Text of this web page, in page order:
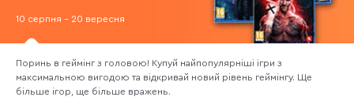
10 серпня - 20 вересня
Поринь в геймінг з головою! Купуй найпопулярніші ігри з
максимальною вигодою та відкривай новий рівень геймінгу. Ще
більше ігор, ще більше вражень.